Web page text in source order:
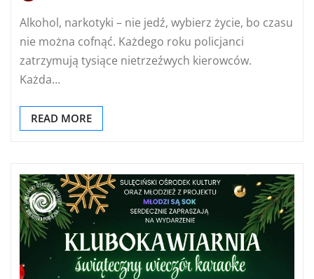
Alkohol, narkotyki – nie jedź, wybierz życie, bo czasu
nie można cofnąć. Każdego roku policjanci
zatrzymują tysiące nietrzeźwych kierowców.
Każda…
READ MORE